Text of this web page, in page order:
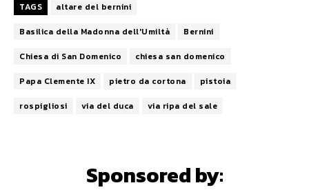
TAGS
altare del bernini
Basilica della Madonna dell'Umiltà
Bernini
Chiesa di San Domenico
chiesa san domenico
Papa Clemente IX
pietro da cortona
pistoia
rospigliosi
via del duca via ripa del sale
Sponsored by: